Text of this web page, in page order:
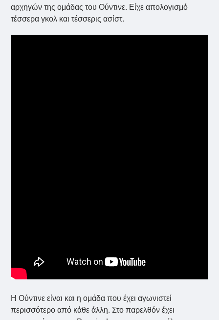
αρχηγών της ομάδας του Ούντινε. Είχε απολογισμό
τέσσερα γκολ και τέσσερις ασίστ.
Η Ούντινε είναι και η ομάδα που έχει αγωνιστεί
περισσότερο από κάθε άλλη. Στο παρελθόν έχει